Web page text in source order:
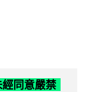
同意嚴禁